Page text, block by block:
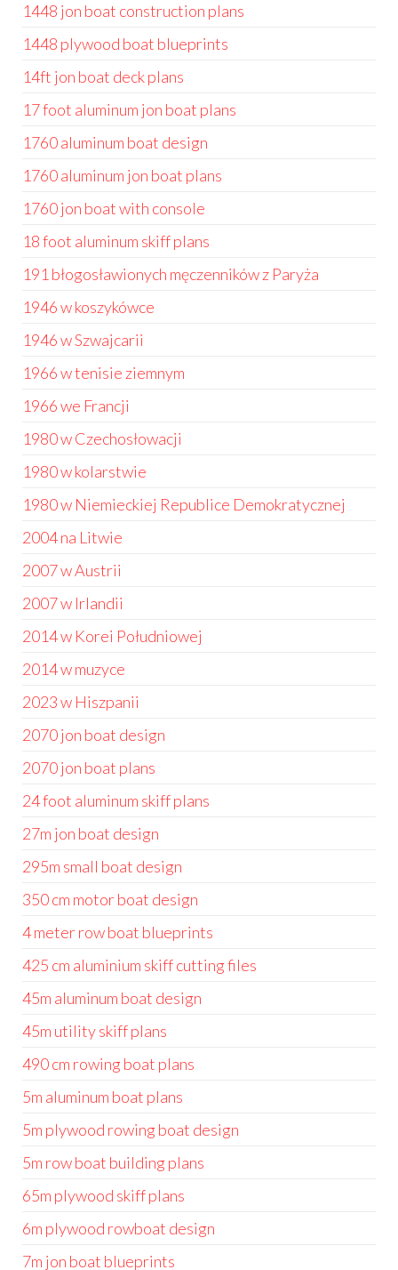
1448 jon boat construction plans
1448 plywood boat blueprints
14ft jon boat deck plans
17 foot aluminum jon boat plans
1760 aluminum boat design
1760 aluminum jon boat plans
1760 jon boat with console
18 foot aluminum skiff plans
191 błogosławionych męczenników z Paryża
1946 w koszykówce
1946 w Szwajcarii
1966 w tenisie ziemnym
1966 we Francji
1980 w Czechosłowacji
1980 w kolarstwie
1980 w Niemieckiej Republice Demokratycznej
2004 na Litwie
2007 w Austrii
2007 w Irlandii
2014 w Korei Południowej
2014 w muzyce
2023 w Hiszpanii
2070 jon boat design
2070 jon boat plans
24 foot aluminum skiff plans
27m jon boat design
295m small boat design
350 cm motor boat design
4 meter row boat blueprints
425 cm aluminium skiff cutting files
45m aluminum boat design
45m utility skiff plans
490 cm rowing boat plans
5m aluminum boat plans
5m plywood rowing boat design
5m row boat building plans
65m plywood skiff plans
6m plywood rowboat design
7m jon boat blueprints